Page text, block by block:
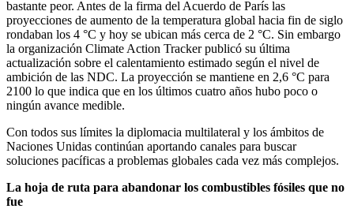
bastante peor. Antes de la firma del Acuerdo de París las
proyecciones de aumento de la temperatura global hacia fin de siglo
rondaban los 4 °C y hoy se ubican más cerca de 2 °C. Sin embargo
la organización Climate Action Tracker publicó su última
actualización sobre el calentamiento estimado según el nivel de
ambición de las NDC. La proyección se mantiene en 2,6 °C para
2100 lo que indica que en los últimos cuatro años hubo poco o
ningún avance medible.
Con todos sus límites la diplomacia multilateral y los ámbitos de
Naciones Unidas continúan aportando canales para buscar
soluciones pacíficas a problemas globales cada vez más complejos.
La hoja de ruta para abandonar los combustibles fósiles que no
fue